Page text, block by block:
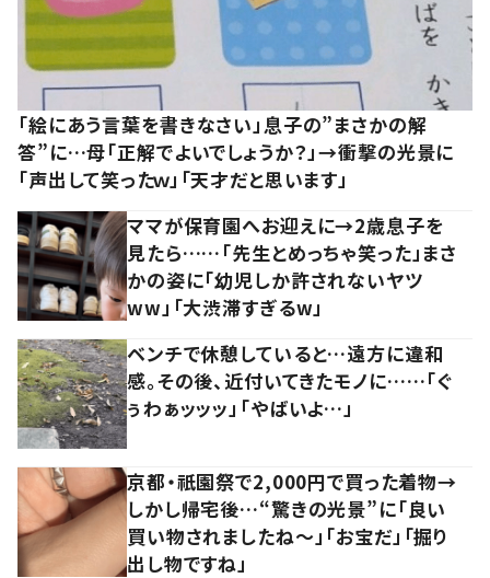
「絵にあう言葉を書きなさい」息子の”まさかの解
答”に…母「正解でよいでしょうか？」→衝撃の光景に
「声出して笑ったｗ」「天才だと思います」
ママが保育園へお迎えに→2歳息子を
見たら……「先生とめっちゃ笑った」まさ
かの姿に「幼児しか許されないヤツ
ww」「大渋滞すぎるw」
ベンチで休憩していると…遠方に違和
感。その後、近付いてきたモノに……「ぐ
ぅわぁッッッ」「やばいよ…」
京都・祇園祭で2,000円で買った着物→
しかし帰宅後…“驚きの光景”に「良い
買い物されましたね～」「お宝だ」「掘り
出し物ですね」